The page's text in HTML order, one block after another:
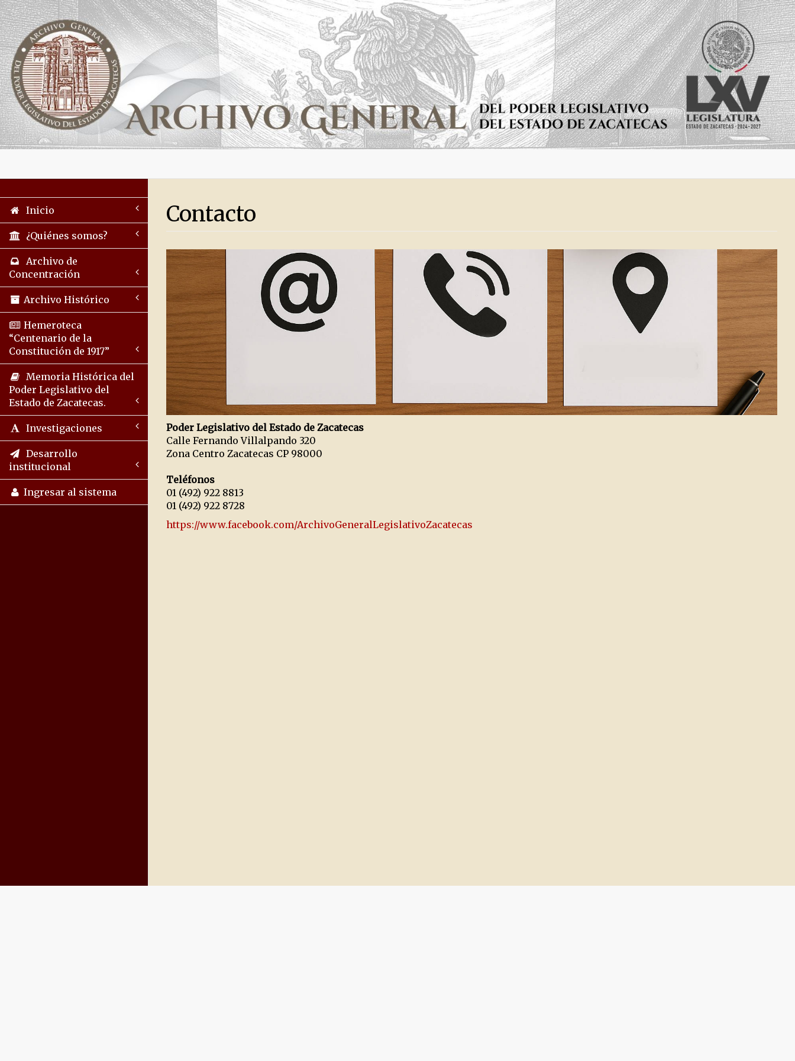
Inicio
¿Quiénes somos?
Archivo de
Concentración
Archivo Histórico
Hemeroteca
“Centenario de la
Constitución de 1917”
Memoria Histórica del
Poder Legislativo del
Estado de Zacatecas.
Investigaciones
Desarrollo
institucional
Ingresar al sistema
Contacto
Poder Legislativo del Estado de Zacatecas
Calle Fernando Villalpando 320
Zona Centro Zacatecas CP 98000
Teléfonos
01 (492) 922 8813
01 (492) 922 8728
https://www.facebook.com/ArchivoGeneralLegislativoZacatecas